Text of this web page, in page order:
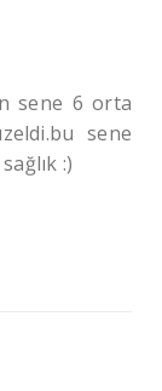
sene 6 orta
sene
:)